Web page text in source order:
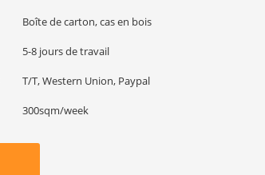
Boîte de carton, cas en bois
5-8 jours de travail
T/T, Western Union, Paypal
300sqm/week